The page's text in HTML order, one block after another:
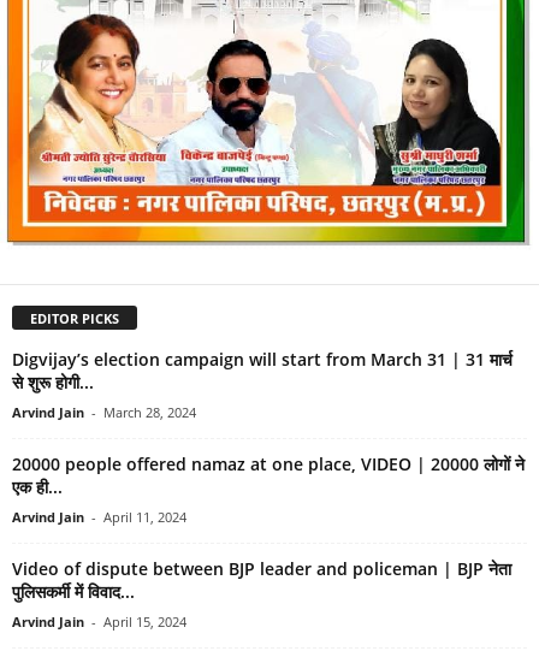
EDITOR PICKS
Digvijay’s election campaign will start from March 31 | 31 मार्च
से शुरू होगी...
Arvind Jain - March 28, 2024
20000 people offered namaz at one place, VIDEO | 20000 लोगों ने
एक ही...
Arvind Jain - April 11, 2024
Video of dispute between BJP leader and policeman | BJP नेता
पुलिसकर्मी में विवाद...
Arvind Jain - April 15, 2024